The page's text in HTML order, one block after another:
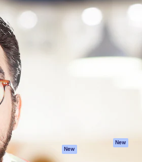
Produtos
Spaces
Assistente de IA
Gerador de
imagens
Gerador de vídeos
Texto para voz
Conteúdo de stock
MCP para
Claude/ChatGPT
New
Começar
Academy
New